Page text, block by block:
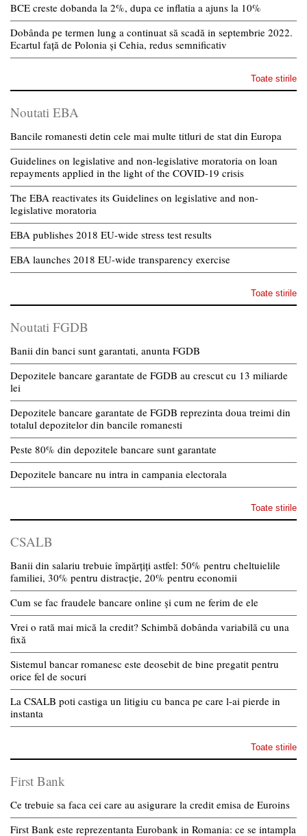
BCE creste dobanda la 2%, dupa ce inflatia a ajuns la 10%
Dobânda pe termen lung a continuat să scadă in septembrie 2022.
Ecartul față de Polonia și Cehia, redus semnificativ
Toate stirile
Noutati EBA
Bancile romanesti detin cele mai multe titluri de stat din Europa
Guidelines on legislative and non-legislative moratoria on loan
repayments applied in the light of the COVID-19 crisis
The EBA reactivates its Guidelines on legislative and non-
legislative moratoria
EBA publishes 2018 EU-wide stress test results
EBA launches 2018 EU-wide transparency exercise
Toate stirile
Noutati FGDB
Banii din banci sunt garantati, anunta FGDB
Depozitele bancare garantate de FGDB au crescut cu 13 miliarde
lei
Depozitele bancare garantate de FGDB reprezinta doua treimi din
totalul depozitelor din bancile romanesti
Peste 80% din depozitele bancare sunt garantate
Depozitele bancare nu intra in campania electorala
Toate stirile
CSALB
Banii din salariu trebuie împărțiți astfel: 50% pentru cheltuielile
familiei, 30% pentru distracție, 20% pentru economii
Cum se fac fraudele bancare online și cum ne ferim de ele
Vrei o rată mai mică la credit? Schimbă dobânda variabilă cu una
fixă
Sistemul bancar romanesc este deosebit de bine pregatit pentru
orice fel de socuri
La CSALB poti castiga un litigiu cu banca pe care l-ai pierde in
instanta
Toate stirile
First Bank
Ce trebuie sa faca cei care au asigurare la credit emisa de Euroins
First Bank este reprezentanta Eurobank in Romania: ce se intampla